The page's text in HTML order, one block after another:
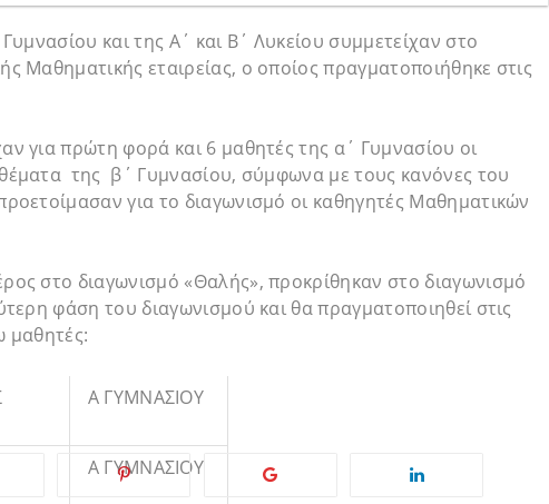
και της Α΄ και Β΄ Λυκείου συμμετείχαν στο
Μαθηματικής εταιρείας, ο οποίος πραγματοποιήθηκε στις
για πρώτη φορά και 6 μαθητές της α΄ Γυμνασίου οι
της β΄ Γυμνασίου, σύμφωνα με τους κανόνες του
για το διαγωνισμό οι καθηγητές Μαθηματικών
στο διαγωνισμό «Θαλής», προκρίθηκαν στο διαγωνισμό
φάση του διαγωνισμού και θα πραγματοποιηθεί στις
μαθητές:
Α ΓΥΜΝΑΣΙΟΥ
Α ΓΥΜΝΑΣΙΟΥ